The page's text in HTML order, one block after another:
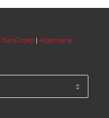
BanGroep| Algemene